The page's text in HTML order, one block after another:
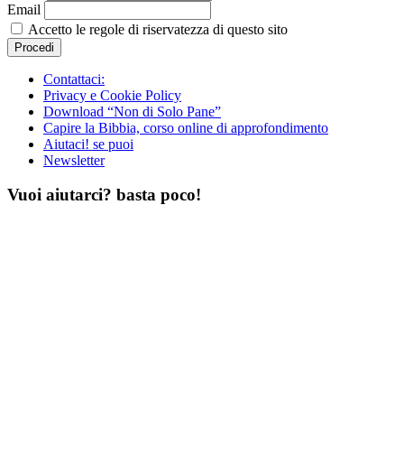
Email
Accetto le regole di riservatezza di questo sito
Contattaci:
Privacy e Cookie Policy
Download “Non di Solo Pane”
Capire la Bibbia, corso online di approfondimento
Aiutaci! se puoi
Newsletter
Vuoi aiutarci? basta poco!